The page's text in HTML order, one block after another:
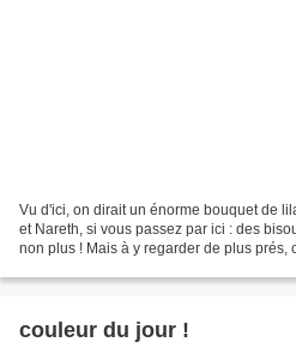
Vu d'ici, on dirait un énorme bouquet de
et Nareth, si vous passez par ici : des
non plus ! Mais à y regarder de plus prés,
couleur du jour !